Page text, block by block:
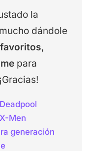
la
dándole
favoritos,
para
Deadpool
X-Men
generación